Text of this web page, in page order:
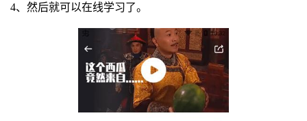
4、然后就可以在线学习了。